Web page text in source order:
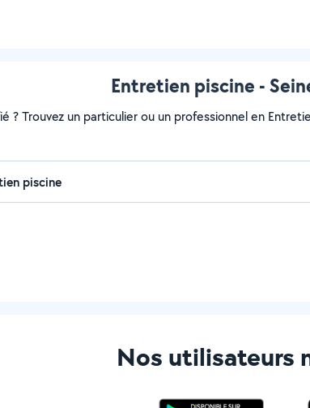
Entretien piscine -
? Trouvez un particulier ou un professionnel en
Nos utilisateurs